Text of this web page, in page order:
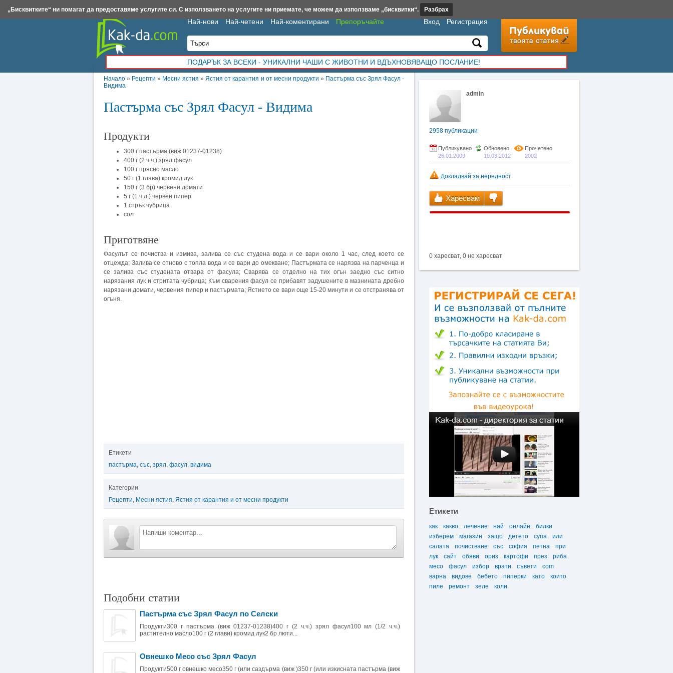
Начало » Рецепти » Месни ястия »Ястия от карантия и от месни продукти » Пастърма със Зрял Фасул -
Видима
Пастърма със Зрял Фасул - Видима
Продукти
300 г пастърма (виж 01237-01238)
400 г (2 ч.ч.) зрял фасул
100 г прясно масло
50 г (1 глава) кромид лук
150 г (3 бр) червени домати
5 г (1 ч.л.) червен пипер
1 стрък чубрица
сол
Приготвяне
Фасулът се почиства и измива, залива се със студена вода и се вари около 1 час, след което се
отцежда; Залива се отново с топла вода и се вари до омекване; Пастърмата се нарязва на парченца и
се залива със студената отвара от фасула; Сварява се отделно на тих огън заедно със ситно
нарязания лук и стритата чубрица; Към сварения фасул се прибавят задушените в мазнината дребно
нарязани домати, червения пипер и пастърмата; Ястието се вари още 15-20 минути и се отстранява от
огъня.
Етикети
пастърма, със, зрял, фасул, видима
Категории
Рецепти, Месни ястия, Ястия от карантия и от месни продукти
Подобни статии
Пастърма със Зрял Фасул по Селски
Продукти300 г пастърма (виж 01237-01238)400 г (2 ч.ч.) зрял фасул100 мл (1/2 ч.ч.)
растително масло100 г (2 глави) кромид лук2 бр люти...
Овнешко Месо със Зрял Фасул
Продукти500 г овнешко месо350 г (или саздърма (виж )350 г (или изкисната пастърма (виж
admin
2958 публикации
Публикувано
26.01.2009
Обновено
19.03.2012
Прочетено
2002
Докладвай за нередност
Харесвам
0 харесват, 0 не харесват
Етикети
как какво лечение най онлайн
билки
изберем
магазин защо детето супа
или
салата
почистване със софия петна
при
лук
сайт обяви ориз картофи през
риба
месо
фасул избор врати съвети
com
варна
видове бебето пиперки като
които
пиле
ремонт зеле коли
Най-нови Най-четени Най-коментирани Препоръчайте Вход Регистрация
ПОДАРЪК ЗА ВСЕКИ - УНИКАЛНИ ЧАШИ С ЖИВОТНИ И ВДЪХНОВЯВАЩО ПОСЛАНИЕ!
Insert.bg Framar.bg Kak-da.com Iztochnik.com BauBau.bg NewAge.bg
„Бисквитките“ ни помагат да предоставяме услугите си. С използването на услугите ни приемате, че можем да използваме „бисквитки“. Разбрах